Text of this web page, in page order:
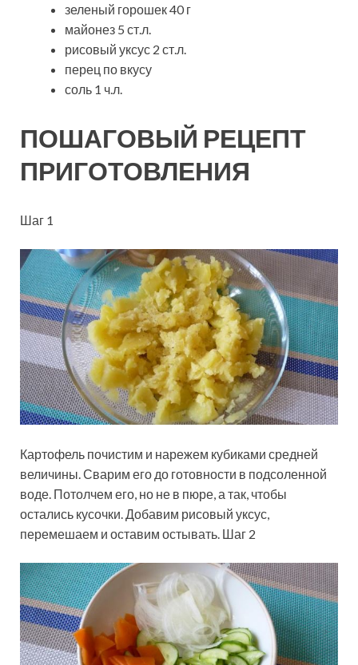
зеленый горошек 40 г
майонез 5 ст.л.
рисовый уксус 2 ст.л.
перец по вкусу
соль 1 ч.л.
ПОШАГОВЫЙ РЕЦЕПТ
ПРИГОТОВЛЕНИЯ
Шаг 1
Картофель почистим и нарежем кубиками средней
величины. Сварим его до готовности в подсоленной
воде. Потолчем его, но не в пюре, а так, чтобы
остались кусочки. Добавим рисовый уксус,
перемешаем и оставим остывать. Шаг 2